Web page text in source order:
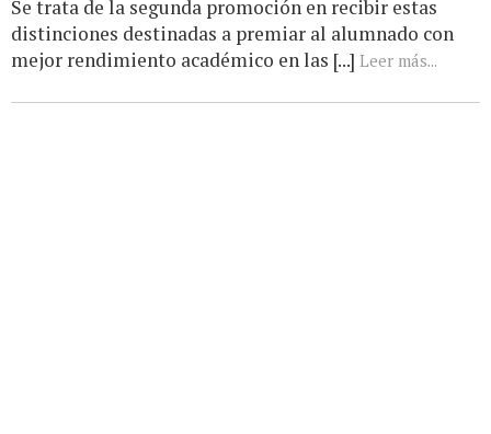
Se trata de la segunda promoción en recibir estas
distinciones destinadas a premiar al alumnado con
mejor rendimiento académico en las [...] Leer más...